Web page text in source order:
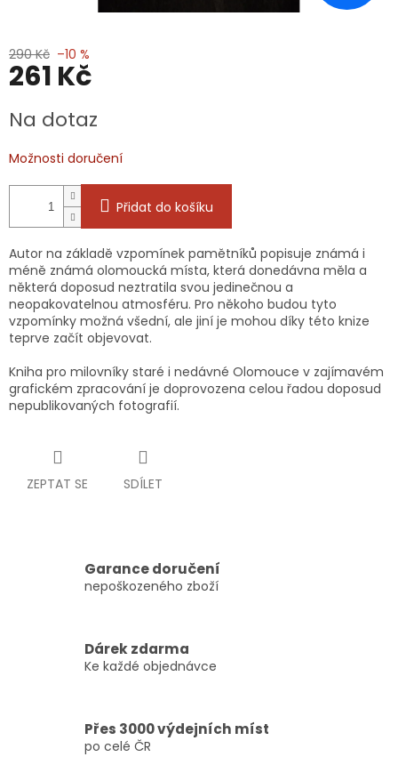
290 Kč –10 %
261 Kč
cena:
Na dotaz
Možnosti doručení
Přidat do košíku
Autor na základě vzpomínek pamětníků popisuje známá i
méně známá olomoucká místa, která donedávna měla a
některá doposud neztratila svou jedinečnou a
neopakovatelnou atmosféru. Pro někoho budou tyto
vzpomínky možná všední, ale jiní je mohou díky této knize
teprve začít objevovat.
Kniha pro milovníky staré i nedávné Olomouce v zajímavém
grafickém zpracování je doprovozena celou řadou doposud
nepublikovaných fotografií.
ZEPTAT SE SDÍLET
Garance doručení
nepoškozeného zboží
Dárek zdarma
Ke každé objednávce
Přes 3000 výdejních míst
po celé ČR